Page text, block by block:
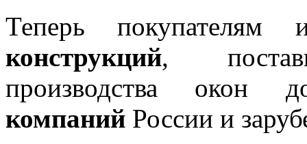
Теперь покупателям
конструкций,
производства окон
компаний России и